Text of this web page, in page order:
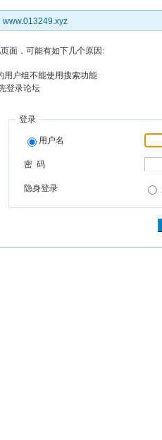
www.013249.xyz
面，可能有如下几个原因:
用户组不能使用搜索功能
登录论坛
登录
用户名
密 码
隐身登录